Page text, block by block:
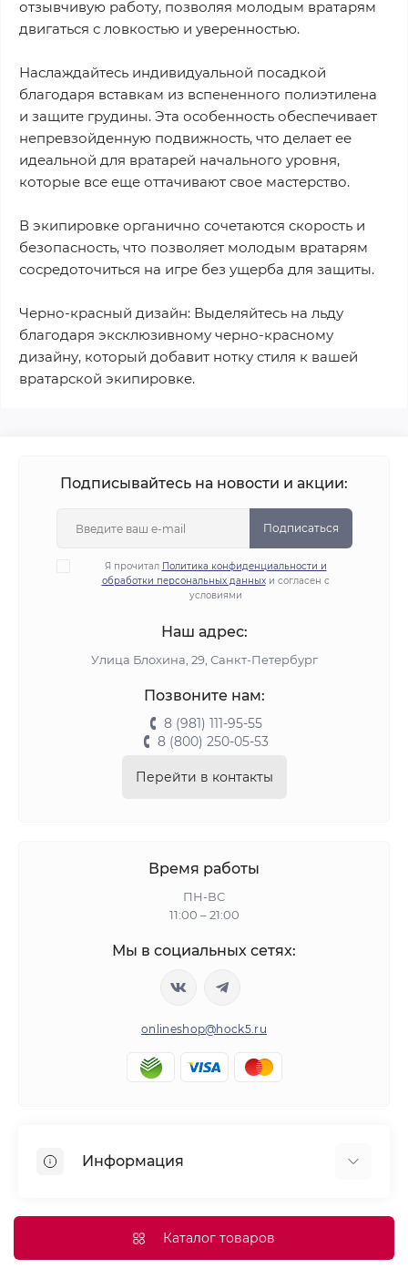
отзывчивую работу, позволяя молодым вратарям
двигаться с ловкостью и уверенностью.
Наслаждайтесь индивидуальной посадкой
благодаря вставкам из вспененного полиэтилена
и защите грудины. Эта особенность обеспечивает
непревзойденную подвижность, что делает ее
идеальной для вратарей начального уровня,
которые все еще оттачивают свое мастерство.
В экипировке органично сочетаются скорость и
безопасность, что позволяет молодым вратарям
сосредоточиться на игре без ущерба для защиты.
Черно-красный дизайн: Выделяйтесь на льду
благодаря эксклюзивному черно-красному
дизайну, который добавит нотку стиля к вашей
вратарской экипировке.
Подписывайтесь на новости и акции:
Подписаться
Я прочитал Политика конфиденциальности и
обработки персональных данныхи согласен с
условиями
Наш адрес:
Улица Блохина, 29, Санкт-Петербург
Позвоните нам:
8 (981) 111-95-55
8 (800) 250-05-53
Перейти в контакты
Время работы
ПН-ВС
11:00 – 21:00
Мы в социальных сетях:
onlineshop@hock5.ru
Информация
Доставка
Каталог товаров